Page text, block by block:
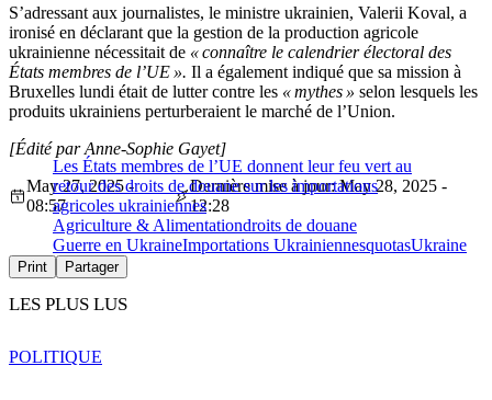
S’adressant aux journalistes, le ministre ukrainien, Valerii Koval, a
ironisé en déclarant que la gestion de la production agricole
ukrainienne nécessitait de « connaître le calendrier électoral des
États membres de l’UE ». Il a également indiqué que sa mission à
Bruxelles lundi était de lutter contre les « mythes » selon lesquels les
produits ukrainiens perturberaient le marché de l’Union.
Les États membres de l’UE donnent leur feu vert au
retour des droits de douane sur les importations
agricoles ukrainiennes
[Édité par Anne-Sophie Gayet]
May 27, 2025 -
08:57
Dernière mise à jour: May 28, 2025 -
12:28
Agriculture & Alimentationdroits de douane
Guerre en UkraineImportations UkrainiennesquotasUkraine
Print Partager
LES PLUS LUS
POLITIQUE